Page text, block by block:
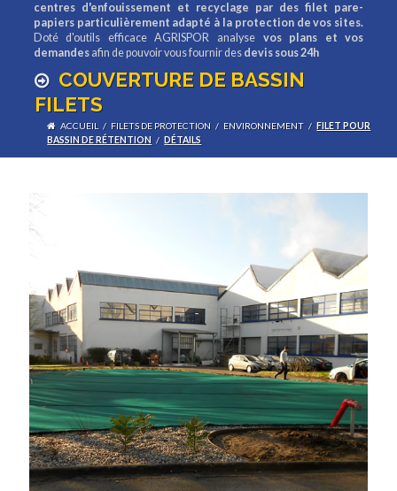
centres d'enfouissement et recyclage par des filet pare-
papiers particulièrement adapté à la protection de vos sites.
Doté d'outils efficace AGRISPOR analyse vos plans et vos
demandesafin de pouvoir vous fournir des devis sous 24h
COUVERTURE DE BASSIN
FILETS
ACCUEIL / FILETS DE PROTECTION / ENVIRONNEMENT / FILET POUR
BASSIN DE RÉTENTION / DÉTAILS